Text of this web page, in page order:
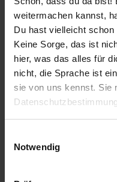
weitermachen kannst,
Du hast vielleicht
Keine Sorge, das ist
hier, was das alles für
nicht, die Sprache ist
sie von uns kennst. Sie
Notwendig
sehr vielfältig.
Traineegehalt in
Bank
Verdienst bei der
Bankingbranche ist
für die Zeit deines
Zeit danach zu